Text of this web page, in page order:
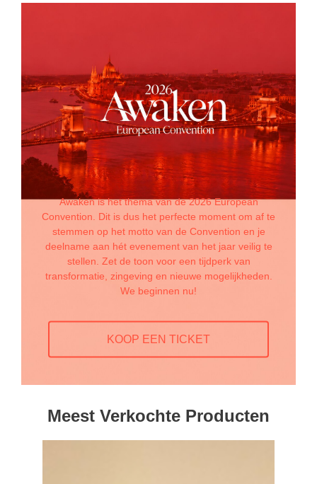
Awaken is het thema van de 2026 European
Convention. Dit is dus het perfecte moment om af te
stemmen op het motto van de Convention en je
deelname aan hét evenement van het jaar veilig te
stellen. Zet de toon voor een tijdperk van
transformatie, zingeving en nieuwe mogelijkheden.
We beginnen nu!
KOOP EEN TICKET
Meest Verkochte Producten